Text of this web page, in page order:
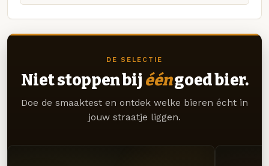
DE SELECTIE
Niet stoppen bij ééngoed bier.
Doe de smaaktest en ontdek welke bieren écht in
jouw straatje liggen.